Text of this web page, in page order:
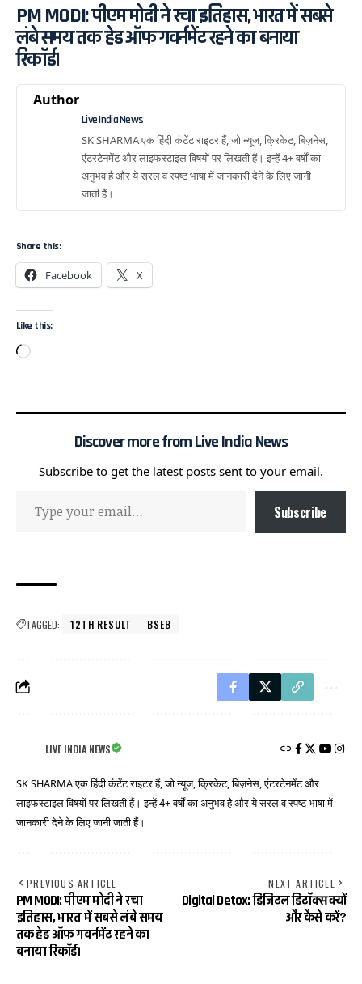
PM MODI: पीएम मोदी ने रचा इतिहास, भारत में सबसे
लंबे समय तक हेड ऑफ गवर्नमेंट रहने का बनाया
रिकॉर्ड।
Author
Live India News
SK SHARMA एक हिंदी कंटेंट राइटर हैं, जो न्यूज, क्रिकेट, बिज़नेस,
एंटरटेनमेंट और लाइफस्टाइल विषयों पर लिखती हैं। इन्हें 4+ वर्षों का
अनुभव है और ये सरल व स्पष्ट भाषा में जानकारी देने के लिए जानी
जाती हैं।
Share this:
Facebook X
Like this:
Discover more from Live India News
Subscribe to get the latest posts sent to your email.
Subscribe
TAGGED: 12TH RESULT BSEB
LIVE INDIA NEWS
SK SHARMA एक हिंदी कंटेंट राइटर हैं, जो न्यूज, क्रिकेट, बिज़नेस, एंटरटेनमेंट और
लाइफस्टाइल विषयों पर लिखती हैं। इन्हें 4+ वर्षों का अनुभव है और ये सरल व स्पष्ट भाषा में
जानकारी देने के लिए जानी जाती हैं।
PREVIOUS ARTICLE
PM MODI: पीएम मोदी ने रचा
इतिहास, भारत में सबसे लंबे समय
तक हेड ऑफ गवर्नमेंट रहने का
बनाया रिकॉर्ड।
NEXT ARTICLE
Digital Detox: डिजिटल डिटॉक्स क्यों
और कैसे करें?